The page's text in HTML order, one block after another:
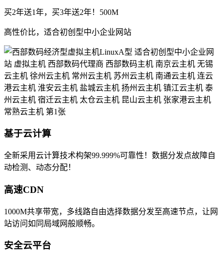
买2年送1年，买3年送2年！500M
高性价比，适合初创型中小企业网站
基于云计算
全新采用云计算技术构架99.999%可靠性！数据分发点故障自
动检测、动态分配！
高速CDN
1000M共享带宽，多线路自由选择数据分发至高速节点，让网
站访问如同局域网般顺畅。
安全云平台